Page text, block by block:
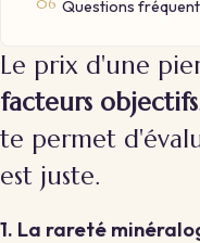
Questions
Le prix d'une
facteurs objectifs
te permet
est juste.
1. La rareté